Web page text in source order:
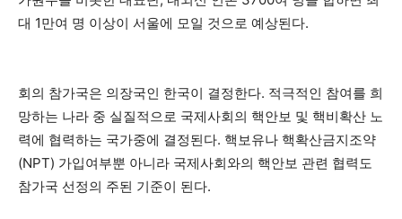
대 1만여 명 이상이 서울에 모일 것으로 예상된다.
회의 참가국은 의장국인 한국이 결정한다. 적극적인 참여를 희
망하는 나라 중 실질적으로 국제사회의 핵안보 및 핵비확산 노
력에 협력하는 국가중에 결정된다. 핵보유나 핵확산금지조약
(NPT) 가입여부뿐 아니라 국제사회와의 핵안보 관련 협력도
참가국 선정의 주된 기준이 된다.